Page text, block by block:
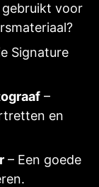
voor
Signature
–
en
– Een goede